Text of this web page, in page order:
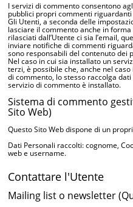
I servizi di commento consentono
pubblici propri commenti
Gli Utenti, a seconda delle
lasciare il commento anche in
rilasciati dall’Utente ci sia l’email,
inviare notifiche di commenti
sono responsabili del contenuto dei
Nel caso in cui sia installato un
terzi, è possibile che, anche nel
di commento, lo stesso raccolga
servizio di commento è installato.
Sistema di commento
Sito Web)
Questo Sito Web dispone di un
Dati Personali raccolti: cognome,
web e username.
Contattare l'Utente
Mailing list o newsletter